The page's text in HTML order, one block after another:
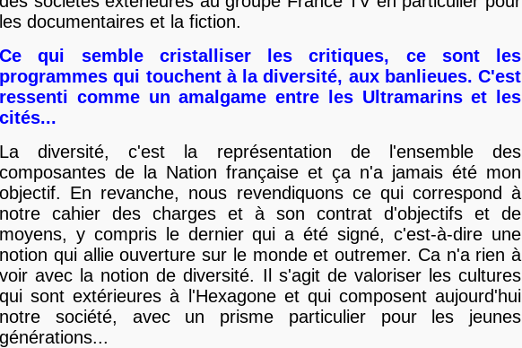
les documentaires et la fiction.
Ce qui semble cristalliser les critiques, ce sont les
programmes qui touchent à la diversité, aux banlieues. C'est
ressenti comme un amalgame entre les Ultramarins et les
cités...
La diversité, c'est la représentation de l'ensemble des
composantes de la Nation française et ça n'a jamais été mon
objectif. En revanche, nous revendiquons ce qui correspond à
notre cahier des charges et à son contrat d'objectifs et de
moyens, y compris le dernier qui a été signé, c'est-à-dire une
notion qui allie ouverture sur le monde et outremer. Ca n'a rien à
voir avec la notion de diversité. Il s'agit de valoriser les cultures
qui sont extérieures à l'Hexagone et qui composent aujourd'hui
notre société, avec un prisme particulier pour les jeunes
générations...